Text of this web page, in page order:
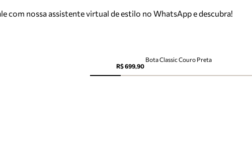
com nossa assistente virtual de estilo no WhatsApp e descubra!
R$ 699,90
Bota Classic Couro Preta